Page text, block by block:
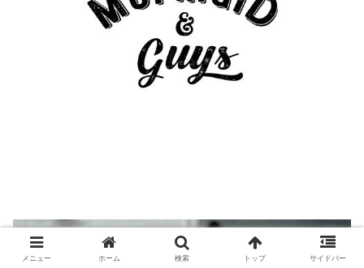
メニュー ホーム 検索 トップ サイドバー